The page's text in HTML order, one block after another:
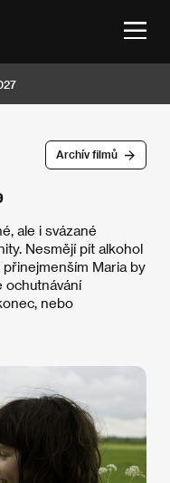
Archív filmů
ale i svázané
Nesmějí pít alkohol
Maria by
ochutnávání
nebo